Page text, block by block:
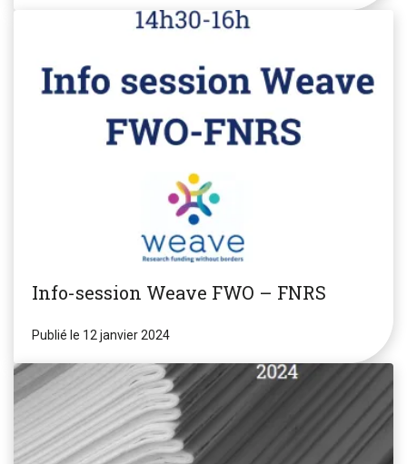
Info-session Weave FWO – FNRS
Publié le 12 janvier 2024